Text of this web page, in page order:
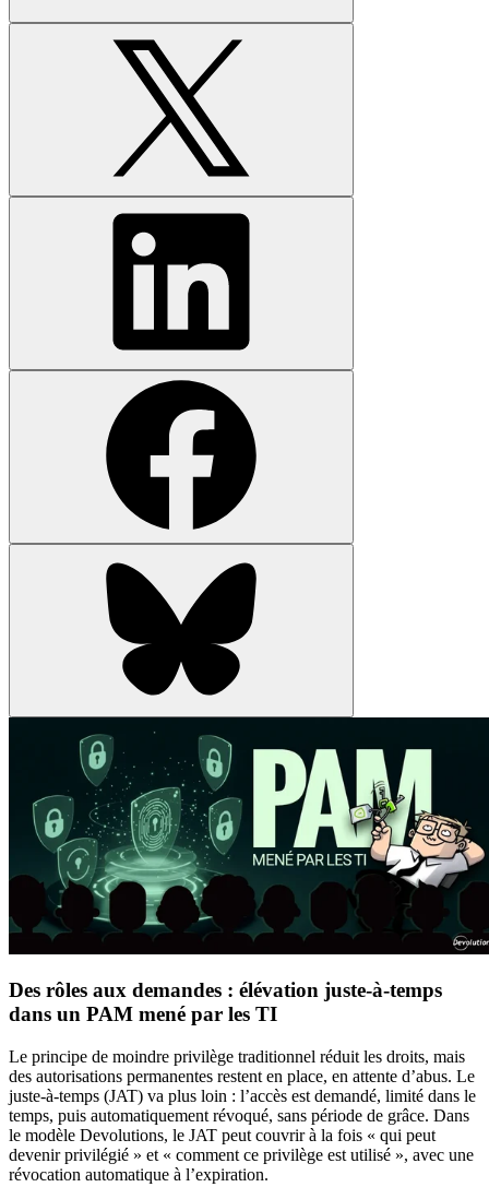
Des rôles aux demandes : élévation juste-à-temps
dans un PAM mené par les TI
Le principe de moindre privilège traditionnel réduit les droits, mais
des autorisations permanentes restent en place, en attente d’abus. Le
juste-à-temps (JAT) va plus loin : l’accès est demandé, limité dans le
temps, puis automatiquement révoqué, sans période de grâce. Dans
le modèle Devolutions, le JAT peut couvrir à la fois « qui peut
devenir privilégié » et « comment ce privilège est utilisé », avec une
révocation automatique à l’expiration.